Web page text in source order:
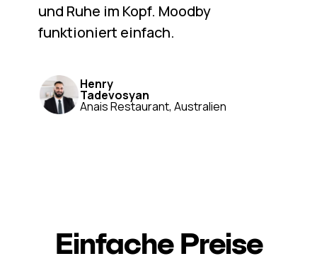
und Ruhe im Kopf. Moodby
funktioniert einfach.
Henry
Tadevosyan
Anais Restaurant, Australien
Einfache Preise